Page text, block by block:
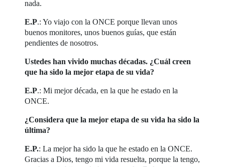
nada.
E.P.: Yo viajo con la ONCE porque llevan unos
buenos monitores, unos buenos guías, que están
pendientes de nosotros.
Ustedes han vivido muchas décadas. ¿Cuál creen
que ha sido la mejor etapa de su vida?
E.P.: Mi mejor década, en la que he estado en la
ONCE.
¿Considera que la mejor etapa de su vida ha sido la
última?
E.P.: La mejor ha sido la que he estado en la ONCE.
Gracias a Dios, tengo mi vida resuelta, porque la tengo,